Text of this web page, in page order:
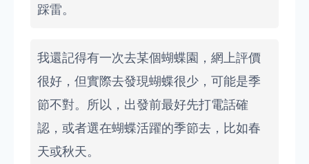
踩雷。
我還記得有一次去某個蝴蝶園，網上評價
很好，但實際去發現蝴蝶很少，可能是季
節不對。所以，出發前最好先打電話確
認，或者選在蝴蝶活躍的季節去，比如春
天或秋天。